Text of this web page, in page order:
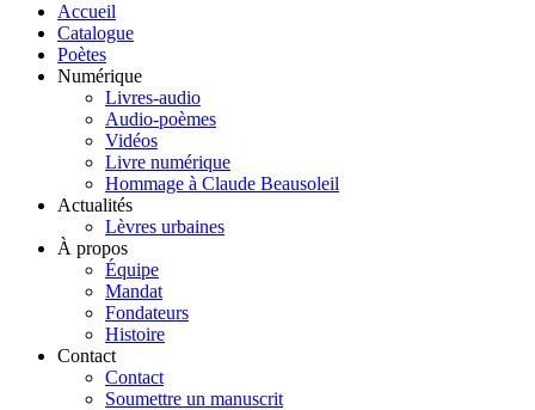
Accueil
Catalogue
Poètes
Numérique
Livres-audio
Audio-poèmes
Vidéos
Livre numérique
Hommage à Claude Beausoleil
Actualités
Lèvres urbaines
À propos
Équipe
Mandat
Fondateurs
Histoire
Contact
Contact
Soumettre un manuscrit